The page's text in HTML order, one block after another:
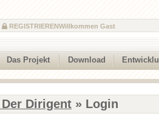
Willkommen Gast
REGISTRIEREN
Das Projekt Download
Der Dirigent » Login